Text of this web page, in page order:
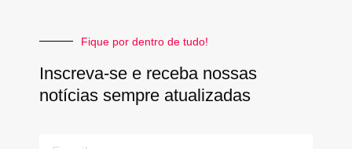
Fique por dentro de tudo!
Inscreva-se e receba nossas
notícias sempre atualizadas